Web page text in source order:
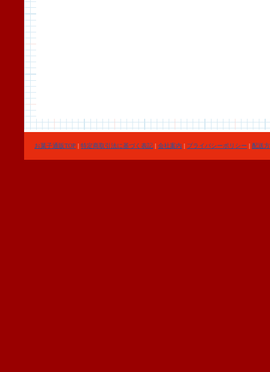
お菓子通販TOP | 特定商取引法に基づく表記 | 会社案内 | プライバシーポリシー | 配送